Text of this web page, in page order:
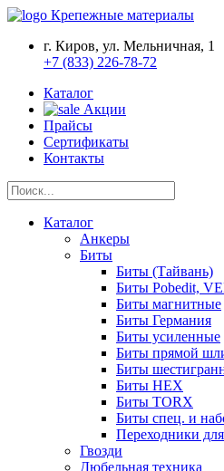
Крепежные материалы
г. Киров, ул. Мельничная, 1
+7 (833) 226-78-72
Каталог
Акции
Прайсы
Сертификаты
Контакты
Каталог
Анкеры
Биты
Биты (Тайвань)
Биты Pobedit,
Биты магнитные
Биты Германия
Биты усиленные
Биты прямой
Биты
Биты HEX
Биты TORX
Биты спец. и
Переходники
Гвозди
Дюбельная техника